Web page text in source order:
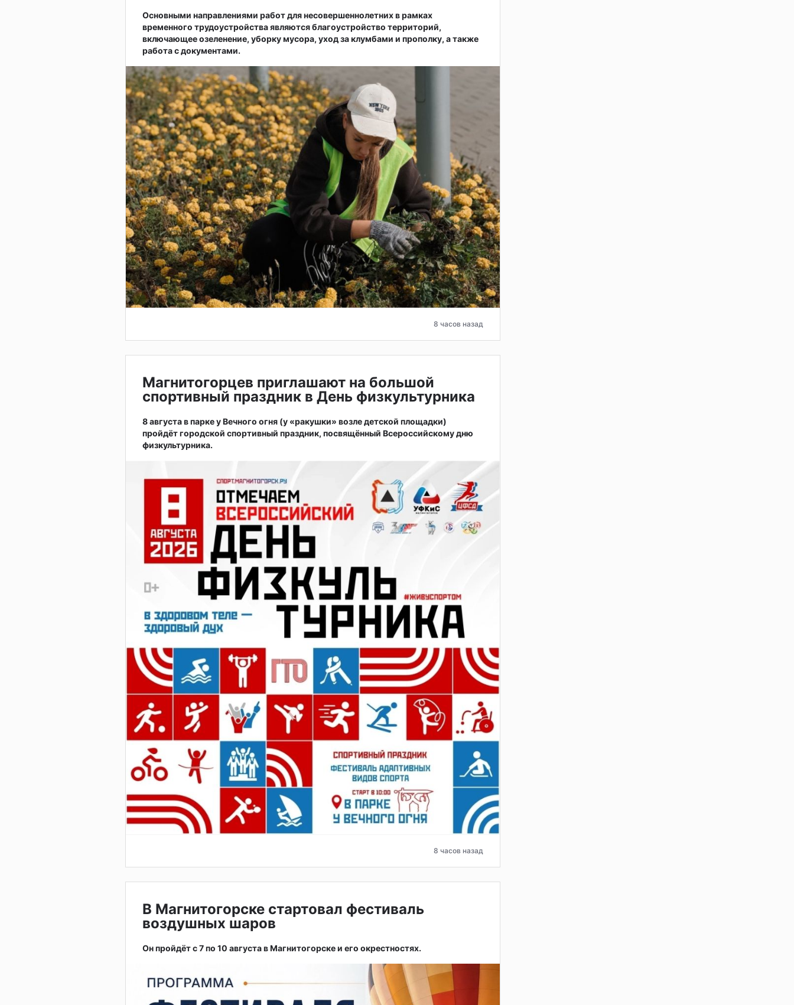
Основными направлениями работ для несовершеннолетних в рамках
временного трудоустройства являются благоустройство территорий,
включающее озеленение, уборку мусора, уход за клумбами и прополку, а также
работа с документами.
8 часов назад
Магнитогорцев приглашают на большой
спортивный праздник в День физкультурника
8 августа в парке у Вечного огня (у «ракушки» возле детской площадки)
пройдёт городской спортивный праздник, посвящённый Всероссийскому дню
физкультурника.
8 часов назад
В Магнитогорске стартовал фестиваль
воздушных шаров
Он пройдёт с 7 по 10 августа в Магнитогорске и его окрестностях.